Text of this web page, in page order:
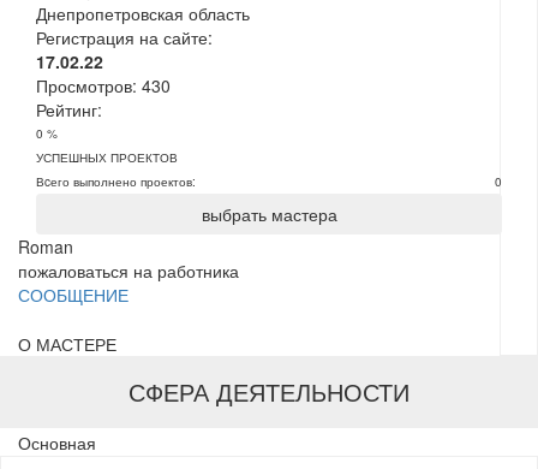
Днепропетровская область
Регистрация на сайте:
17.02.22
Просмотров: 430
Рейтинг:
0 %
УСПЕШНЫХ ПРОЕКТОВ
Вcего выполнено проектов:
0
выбрать мастера
Roman
пожаловаться на работника
СООБЩЕНИЕ
О МАСТЕРЕ
СФЕРА ДЕЯТЕЛЬНОСТИ
Основная